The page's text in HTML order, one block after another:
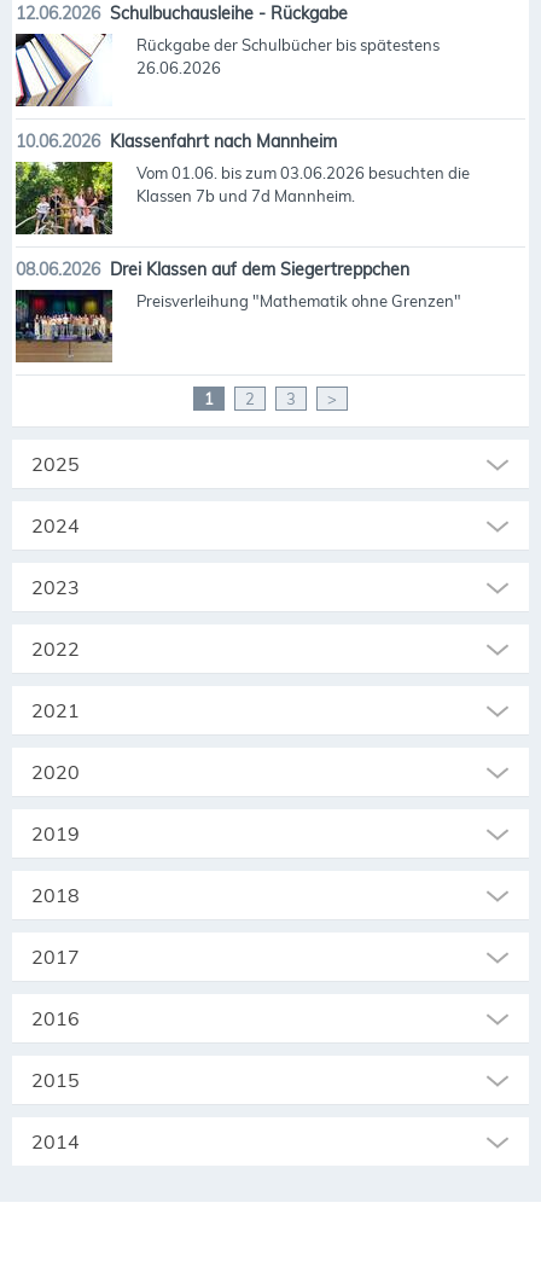
12.06.2026 Schulbuchausleihe - Rückgabe
Rückgabe der Schulbücher bis spätestens
26.06.2026
10.06.2026 Klassenfahrt nach Mannheim
Vom 01.06. bis zum 03.06.2026 besuchten die
Klassen 7b und 7d Mannheim.
08.06.2026 Drei Klassen auf dem Siegertreppchen
Preisverleihung "Mathematik ohne Grenzen"
1 2 3 >
2025
2024
2023
2022
2021
2020
2019
2018
2017
2016
2015
2014